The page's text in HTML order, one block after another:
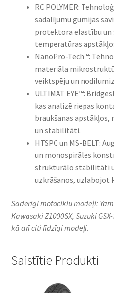
RC POLYMER:
sadalījumu gumijas
protektora elastību un
temperatūras
NanoPro-Tech™:
materiāla
veiktspēju un
ULTIMAT EYE™:
kas analizē riepas
braukšanas
un stabilitāti.​
HTSPC un MS-BELT:
un monospirāles
strukturālo stabilitāti
uzkrāšanos, uzlabojot
Saderīgi motociklu modeļi:
Kawasaki Z1000SX, Suzuki
kā arī citi līdzīgi modeļi.
Saistītie Produkti